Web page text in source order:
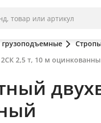
2,5 т, 10 м